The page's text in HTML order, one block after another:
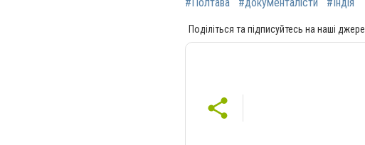
Поділіться та підписуйтесь на наші